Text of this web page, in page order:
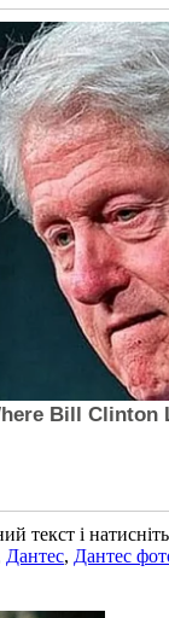
текст і
Дантес, Дантес